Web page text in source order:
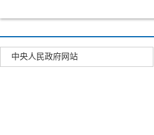
中央人民政府网站